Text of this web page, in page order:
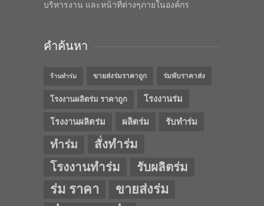
บริหารงาน และหน้าที่ต่างๆภายในองค์กร
คำค้นหา
ร้านทำร่ม ขายส่งร่มราคาถูก ร่มพับราคาส่ง
โรงงานผลิตร่ม ราคาถูก โรงงานร่ม
โรงงานผลิตร่ม ผลิตร่ม รับทำร่ม
ทำร่ม
สั่งทำร่ม
โรงงานทำร่ม
รับผลิตร่ม
ร่ม ราคา ขายส่งร่ม